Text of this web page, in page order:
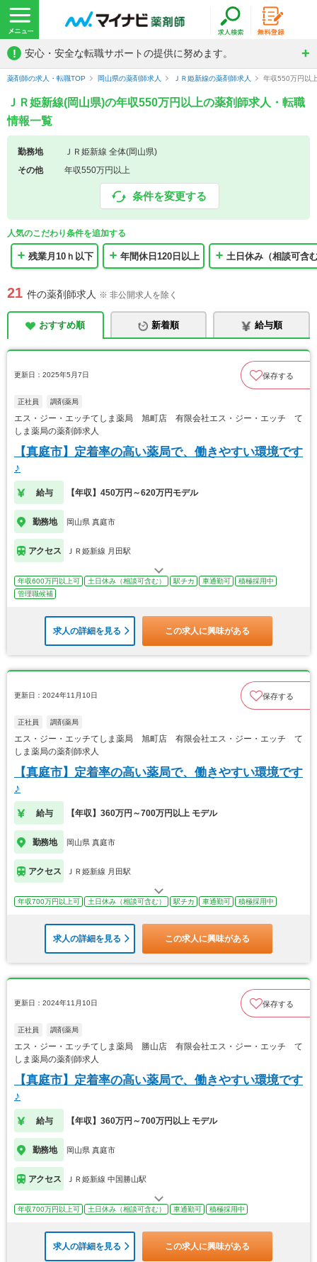
! 安心・安全な転職サポートの提供に努めます。
薬剤師の求人・転職TOP 岡山県の薬剤師求人 ＪＲ姫新線の薬剤師求人 年収550万円以
ＪＲ姫新線(岡山県)の年収550万円以上の薬剤師求人・転職
情報一覧
勤務地
ＪＲ姫新線 全体(岡山県)
その他
年収550万円以上
条件を変更する
人気のこだわり条件を追加する
残業月10ｈ以下 年間休日120日以上 土日休み（相談可含
21 件の薬剤師求人 ※ 非公開求人を除く
おすすめ順 新着順 給与順
更新日：2025年5月7日 保存する
正社員 調剤薬局
エス・ジー・エッチてしま薬局 旭町店 有限会社エス・ジー・エッチ て
しま薬局の薬剤師求人
【真庭市】定着率の高い薬局で、働きやすい環境です
♪
給与 【年収】450万円～620万円モデル
勤務地 岡山県 真庭市
アクセス ＪＲ姫新線 月田駅
年収600万円以上可 土日休み（相談可含む） 駅チカ 車通勤可
積極採用中
管理職候補
求人の詳細を見る この求人に興味がある
更新日：2024年11月10日 保存する
正社員 調剤薬局
エス・ジー・エッチてしま薬局 旭町店 有限会社エス・ジー・エッチ て
しま薬局の薬剤師求人
【真庭市】定着率の高い薬局で、働きやすい環境です
♪
給与 【年収】360万円～700万円以上 モデル
勤務地 岡山県 真庭市
アクセス ＪＲ姫新線 月田駅
年収700万円以上可 土日休み（相談可含む） 駅チカ 車通勤可 積極採用中
求人の詳細を見る この求人に興味がある
更新日：2024年11月10日 保存する
正社員 調剤薬局
エス・ジー・エッチてしま薬局 勝山店 有限会社エス・ジー・エッチ て
しま薬局の薬剤師求人
【真庭市】定着率の高い薬局で、働きやすい環境です
♪
給与 【年収】360万円～700万円以上 モデル
勤務地 岡山県 真庭市
アクセス ＪＲ姫新線 中国勝山駅
年収700万円以上可 土日休み（相談可含む） 車通勤可 積極採用中
求人の詳細を見る この求人に興味がある